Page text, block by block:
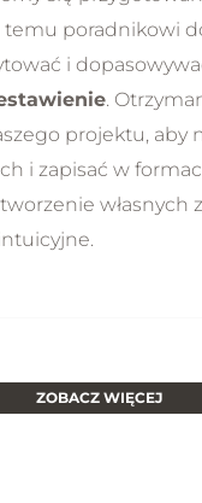
poradnikowi
i
.
projektu, aby
i zapisać w
własnych
ZOBACZ WIĘCEJ